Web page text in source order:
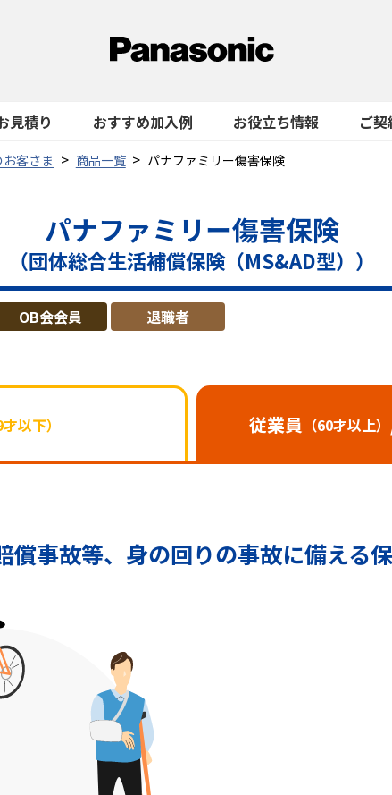
見積り おすすめ加入例 お役立ち情報 ご
客さま 商品一覧 パナファミリー傷害保険
パナファミリー傷害保険
（団体総合生活補償保険（MS&AD型））
OB会会員 退職者
才以下） 従業員 （60才以上）
償事故等、 身の回りの事故に備える